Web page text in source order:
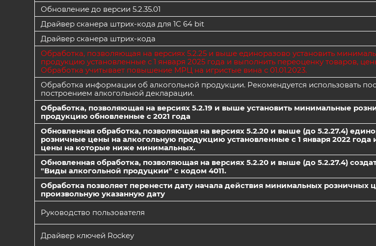
Обновление до версии 5.2.35.01
Драйвер сканера штрих-кода для 1С 64 bit
Драйвер сканера штрих-кода
Обработка, позволяющая на версиях 5.2.25 и выше единоразово установить
продукцию установленные с 1 января 2025 года и выполнить переоценку товаров,
Обработка учитывает повышение МРЦ на игристые вина с 01.01.2023.
Обработка информации об алкогольной продукции. Рекомендуется использовать
построением алкогольной декларации.
Обработка, позволяющая на версиях 5.2.19 и выше установить минимальные
продукцию обновленные с 2021 года
Обновленная обработка, позволяющая на версиях 5.2.20 и выше (до 5.2.27.4)
розничные цены на алкогольную продукцию установленные с 1 января 2022 года
цены на которые ниже минимальных.
Обновленная обработка, позволяющая на версиях 5.2.20 и выше (до 5.2.27.4)
"Виды алкогольной продуцкии" с кодом 4011.
Обработка позволяет перенести дату начала действия минимальных розничных
произвольную указанную дату
Руководство пользователя
Драйвер ключей Rockey